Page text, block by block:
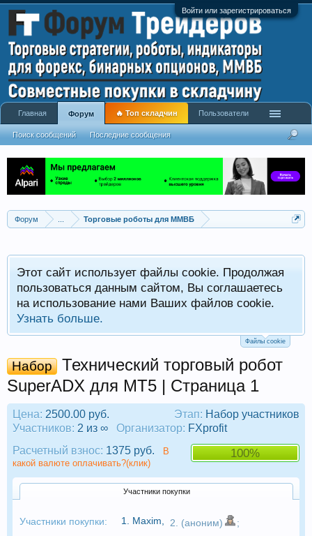
Войти или зарегистрироваться
Форум Торговые роботы для ММВБ
Этот сайт использует файлы cookie. Продолжая
пользоваться данным сайтом, Вы соглашаетесь
на использование нами Ваших файлов cookie.
Узнать больше.
Файлы cookie
Набор
Технический торговый робот
SuperADX для МТ5 | Страница 1
Этап: Набор участников
Цена: 2500.00 руб.
Участников: 2 из ∞ Организатор: FXprofit
100%
Расчетный взнос: 1375 руб.
В
какой валюте оплачивать?(клик)
Участники покупки
Участники покупки: 1. Maxim 2. (аноним)
;
Главная Форум
Поиск сообщений Последние сообщения
🔥 Топ складчин Пользователи